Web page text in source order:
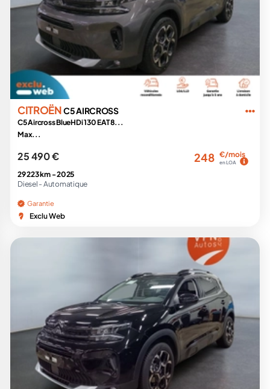
CITROËNC5 AIRCROSS
C5 Aircross BlueHDi 130 EAT8...
Max...
25 490 € 248 €/mois
en LOA
29 223 km -2025
Diesel - Automatique
Garantie
Exclu Web